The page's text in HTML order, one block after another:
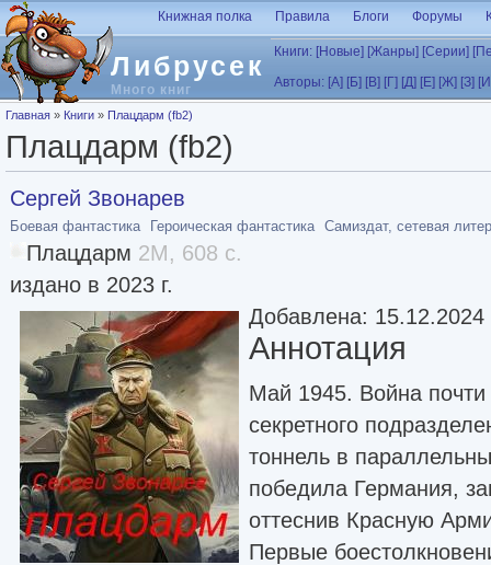
Перейти к основному содержанию
Либрусек
Много книг
Книжная полка Правила Блоги Форумы
Книги: [Новые] [Жанры] [Серии]
Авторы: [А] [Б] [В] [Г] [Д] [Е] [Ж] [З]
Вы здесь
Главная » Книги » Плацдарм (fb2)
Плацдарм (fb2)
Сергей Звонарев
Боевая фантастика Героическая фантастика Самиздат, сетевая
Плацдарм 2M, 608 с.
издано в 2023 г.
Добавлена: 15.12.2024
Аннотация
Май 1945. Война
секретного
тоннель в
победила Германия,
оттеснив Красную
Первые